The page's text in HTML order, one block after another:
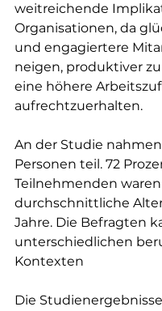
weitreichende
Organisationen, da
und engagiertere
neigen, produktiver
eine höhere
aufrechtzuerhalten.
An der Studie
Personen teil. 72
Teilnehmenden waren
durchschnittliche
Jahre. Die Befragten
unterschiedlichen
Kontexten
Die